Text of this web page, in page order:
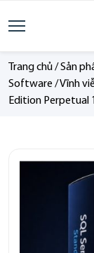
Trang chủ/Sản
Software/Vĩnh
Edition Perpetual